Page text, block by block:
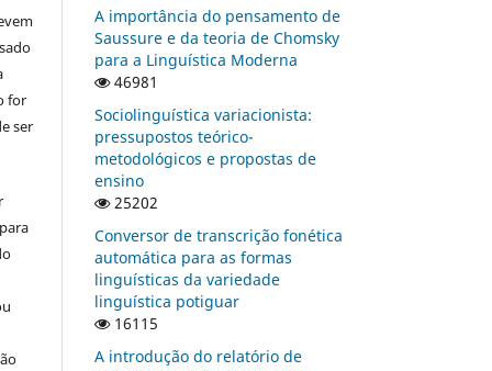
for
ser
A importância do pensamento de
Saussure e da teoria de Chomsky
para a Linguística Moderna
46981
Sociolinguística variacionista:
pressupostos teórico-
metodológicos e propostas de
ensino
25202
Conversor de transcrição fonética
automática para as formas
linguísticas da variedade
linguística potiguar
16115
A introdução do relatório de